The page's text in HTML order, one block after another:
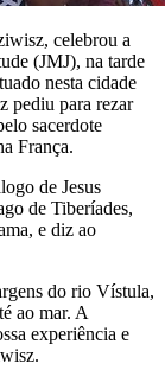
celebrou a
(JMJ), na tarde
nesta cidade
pediu para rezar
sacerdote
França.
de Jesus
de Tiberíades,
e diz ao
do rio Vístula,
ao mar. A
experiência e